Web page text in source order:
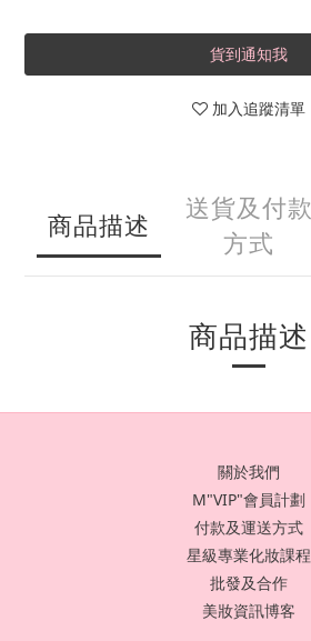
貨到通知我
加入追蹤清單
商品描述
送貨及付款
方式
商品描述
關於我們
M"VIP"會員計劃
付款及運送方式
星級專業化妝課程
批發及合作
美妝資訊博客